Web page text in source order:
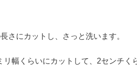
さにカットし、さっと洗います。
幅くらいにカットして、2センチく